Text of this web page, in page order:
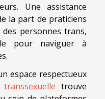
Une assistance
la part de praticiens
personnes trans,
pour naviguer à
espace respectueux
trouve